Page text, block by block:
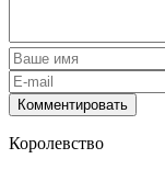
Комментировать
Королевство